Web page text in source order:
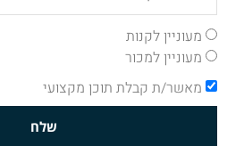
מעוניין לקנות
מעוניין למכור
מאשר/ת קבלת תוכן מקצועי
שלח